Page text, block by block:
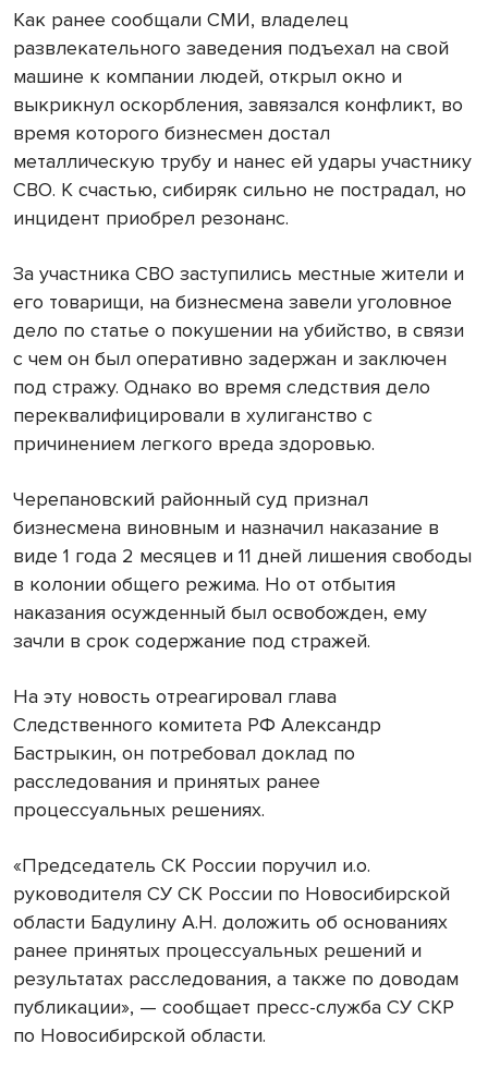
Как ранее сообщали СМИ, владелец
развлекательного заведения подъехал на свой
машине к компании людей, открыл окно и
выкрикнул оскорбления, завязался конфликт, во
время которого бизнесмен достал
металлическую трубу и нанес ей удары участнику
СВО. К счастью, сибиряк сильно не пострадал, но
инцидент приобрел резонанс.
За участника СВО заступились местные жители и
его товарищи, на бизнесмена завели уголовное
дело по статье о покушении на убийство, в связи
с чем он был оперативно задержан и заключен
под стражу. Однако во время следствия дело
переквалифицировали в хулиганство с
причинением легкого вреда здоровью.
Черепановский районный суд признал
бизнесмена виновным и назначил наказание в
виде 1 года 2 месяцев и 11 дней лишения свободы
в колонии общего режима. Но от отбытия
наказания осужденный был освобожден, ему
зачли в срок содержание под стражей.
На эту новость отреагировал глава
Следственного комитета РФ Александр
Бастрыкин, он потребовал доклад по
расследования и принятых ранее
процессуальных решениях.
«Председатель СК России поручил и.о.
руководителя СУ СК России по Новосибирской
области Бадулину А.Н. доложить об основаниях
ранее принятых процессуальных решений и
результатах расследования, а также по доводам
публикации», — сообщает пресс-служба СУ СКР
по Новосибирской области.